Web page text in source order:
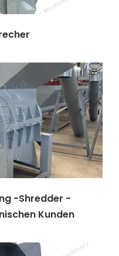
-Shredder -
Kunden